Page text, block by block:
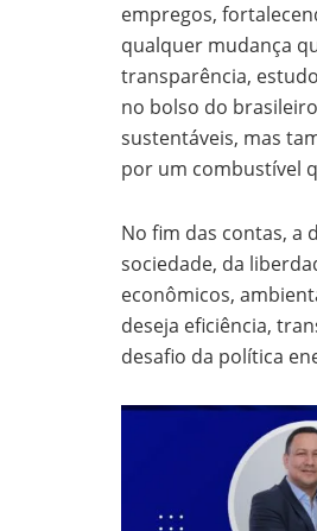
empregos,
qualquer mudança
transparência,
no bolso do
sustentáveis, mas
por um combustível
No fim das contas, a
sociedade, da
econômicos,
deseja eficiência,
desafio da política